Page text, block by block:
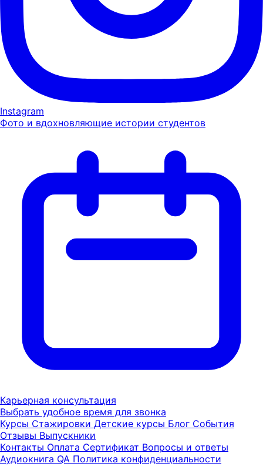
Instagram
Фото и вдохновляющие истории студентов
Карьерная консультация
Выбрать удобное время для звонка
Курсы Стажировки Детские курсы Блог События
Отзывы Выпускники
Контакты Оплата Сертификат Вопросы и ответы
Аудиокнига QA Политика конфиденциальности